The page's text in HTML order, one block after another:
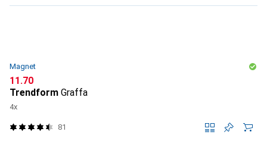
Magnet
CHF
11.70
Trendform Graffa
4x
81